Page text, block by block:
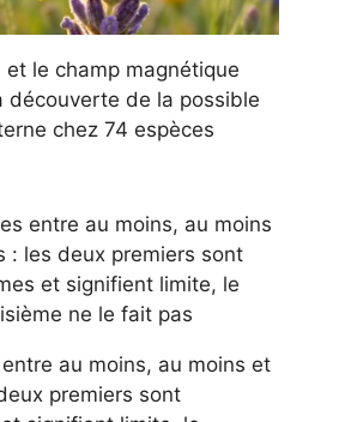
et le champ magnétique
découverte de la possible
chez 74 espèces
au moins, au moins et
premiers sont